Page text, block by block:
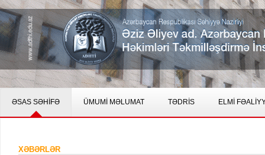
ƏSAS SƏHİFƏ ÜMUMİ MƏLUMAT TƏDRİS ELMİ
XƏBƏRLƏR